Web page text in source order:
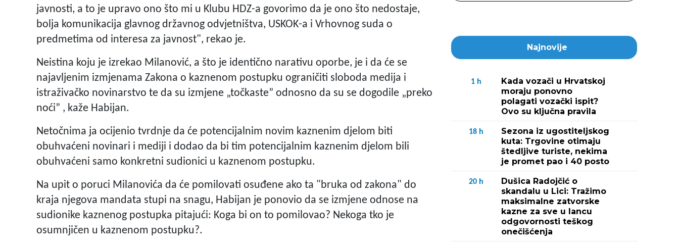
javnosti, a to je upravo ono što mi u Klubu HDZ-a govorimo da je ono što nedostaje,
bolja komunikacija glavnog državnog odvjetništva, USKOK-a i Vrhovnog suda o
predmetima od interesa za javnost", rekao je.
Neistina koju je izrekao Milanović, a što je identično narativu oporbe, je i da će se
najavljenim izmjenama Zakona o kaznenom postupku ograničiti sloboda medija i
istraživačko novinarstvo te da su izmjene „točkaste” odnosno da su se dogodile „preko
noći” , kaže Habijan.
Netočnima ja ocijenio tvrdnje da će potencijalnim novim kaznenim djelom biti
obuhvaćeni novinari i mediji i dodao da bi tim potencijalnim kaznenim djelom bili
obuhvaćeni samo konkretni sudionici u kaznenom postupku.
Na upit o poruci Milanovića da će pomilovati osuđene ako ta "bruka od zakona" do
kraja njegova mandata stupi na snagu, Habijan je ponovio da se izmjene odnose na
sudionike kaznenog postupka pitajući: Koga bi on to pomilovao? Nekoga tko je
osumnjičen u kaznenom postupku?.
Najnovije
1 h
Kada vozači u Hrvatskoj
moraju ponovno
polagati vozački ispit?
Ovo su ključna pravila
18 h
Sezona iz ugostiteljskog
kuta: Trgovine otimaju
štedljive turiste, nekima
je promet pao i 40 posto
20 h
Dušica Radojčić o
skandalu u Lici: Tražimo
maksimalne zatvorske
kazne za sve u lancu
odgovornosti teškog
onečišćenja